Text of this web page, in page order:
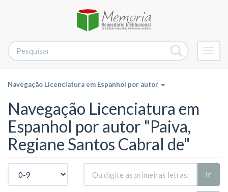
Navegação Licenciatura em Espanhol por autor
Navegação Licenciatura em
Espanhol por autor "Paiva,
Regiane Santos Cabral de"
Ir